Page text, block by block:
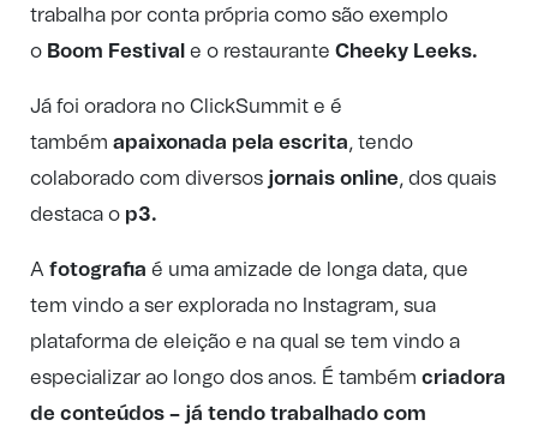
trabalha por conta própria como são exemplo
o Boom Festival e o restaurante Cheeky Leeks.
Já foi oradora no ClickSummit e é
também apaixonada pela escrita, tendo
colaborado com diversos jornais online, dos quais
destaca o p3.
A fotografia é uma amizade de longa data, que
tem vindo a ser explorada no Instagram, sua
plataforma de eleição e na qual se tem vindo a
especializar ao longo dos anos. É também criadora
de conteúdos – já tendo trabalhado com